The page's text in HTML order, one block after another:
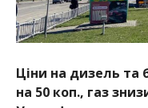
Ціни на дизель та
на 50 коп., газ